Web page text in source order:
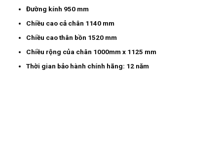
Đường kính 950 mm
Chiều cao cả chân 1140 mm
Chiều cao thân bồn 1520 mm
Chiều rộng của chân 1000mm x 1125 mm
Thời gian bảo hành chính hãng: 12 năm